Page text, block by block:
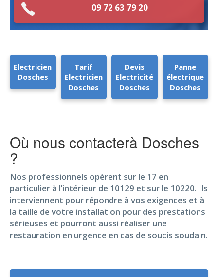
09 72 63 79 20
Electricien
Dosches
Tarif
Electricien
Dosches
Devis
Electricité
Dosches
Panne
électrique
Dosches
Où nous contacterà Dosches
?
Nos professionnels opèrent sur le 17 en
particulier à l’intérieur de 10129 et sur le 10220. Ils
interviennent pour répondre à vos exigences et à
la taille de votre installation pour des prestations
sérieuses et pourront aussi réaliser une
restauration en urgence en cas de soucis soudain.